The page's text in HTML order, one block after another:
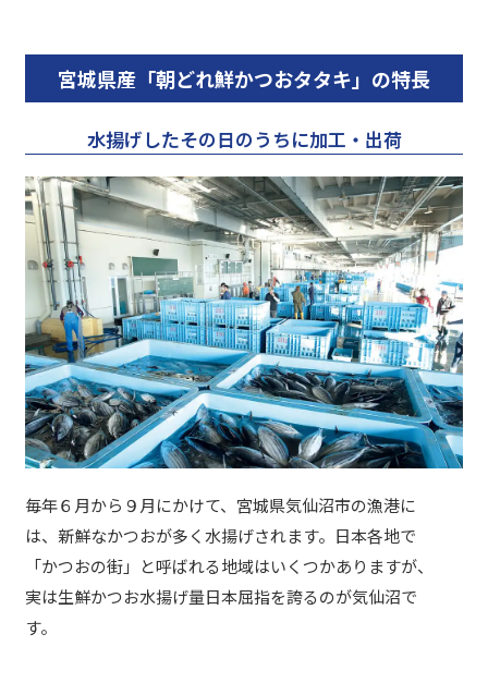
宮城県産「朝どれ鮮かつおタタキ」の特長
水揚げしたその日のうちに加工・出荷
毎年６月から９月にかけて、宮城県気仙沼市の漁港に
は、新鮮なかつおが多く水揚げされます。日本各地で
「かつおの街」と呼ばれる地域はいくつかありますが、
実は生鮮かつお水揚げ量日本屈指を誇るのが気仙沼で
す。